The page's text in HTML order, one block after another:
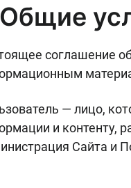
Общие
соглашение
— лицо,
и контенту,
Сайта и